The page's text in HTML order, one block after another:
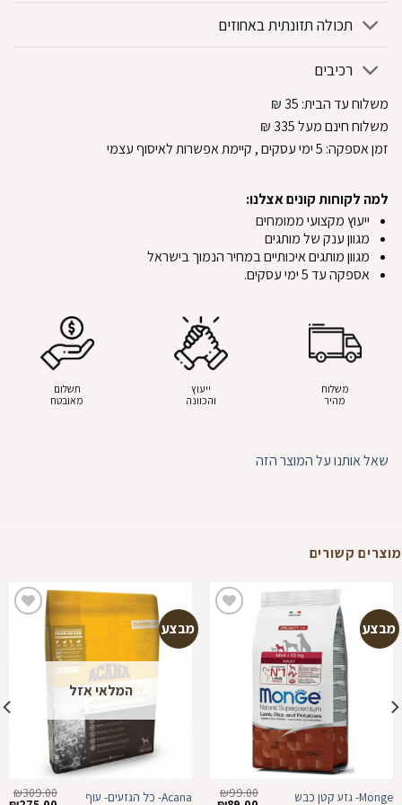
תכולה תזונתית באחוזים
רכיבים
משלוח עד הבית:
₪
משלוח חינם מעל 335
₪
זמן אספקה: 5ימי עסקים, קיימת אפשרות לאיסוף עצמי
למה לקוחות קונים אצלנו:
ייעוץ מקצועי ממומחים
מגוון ענק של מותגים
מגוון מותגים איכותיים במחיר הנמוך בישראל
אספקה עד 5 ימי עסקים.
משלוח
מהיר
ייעוץ
והכוונה
תשלום
מאובטח
שאל אותנו על המוצר הזה
מוצרים קשורים
מבצע
Monge- גזע קטן כבש
₪99.00
מבצע
המלאי אזל
Acana- כל הגזעים- עוף
₪309.00